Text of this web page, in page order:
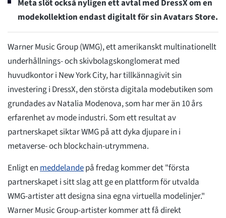
Meta slöt också nyligen ett avtal med DressX om en
modekollektion endast digitalt för sin Avatars Store.
Warner Music Group (WMG), ett amerikanskt multinationellt
underhållnings- och skivbolagskonglomerat med
huvudkontor i New York City, har tillkännagivit sin
investering i DressX, den största digitala modebutiken som
grundades av Natalia Modenova, som har mer än 10 års
erfarenhet av mode industri. Som ett resultat av
partnerskapet siktar WMG på att dyka djupare in i
metaverse- och blockchain-utrymmena.
Enligt enmeddelandepå fredag kommer det "första
partnerskapet i sitt slag att ge en plattform för utvalda
WMG-artister att designa sina egna virtuella modelinjer."
Warner Music Group-artister kommer att få direkt